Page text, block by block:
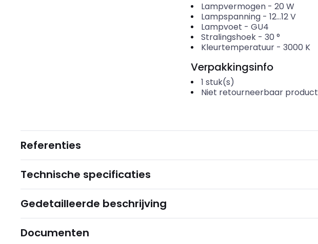
Lampvermogen- 20 W
Lampspanning- 12...12V
Lampvoet - GU4
Stralingshoek- 30 °
Kleurtemperatuur- 3000 K
Verpakkingsinfo
1 stuk(s)
Niet retourneerbaar product
Referenties
Technische specificaties
Gedetailleerde beschrijving
Documenten